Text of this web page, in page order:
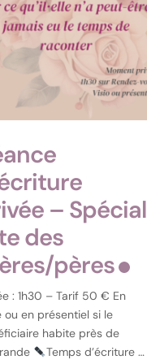
– Spécial
des
pères
: 1h30 – Tarif 50 € En
ou en présentiel si le
habite près de
Temps d’écriture 1